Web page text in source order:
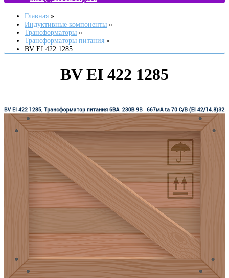
Главная
Индуктивные компоненты
Трансформаторы
Трансформаторы питания
BV EI 422 1285
BV EI 422 1285